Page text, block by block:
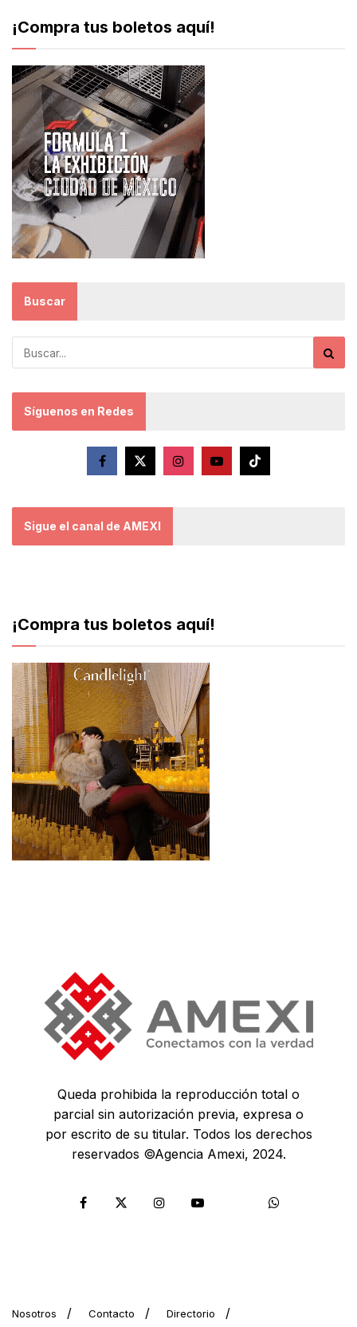
¡Compra tus boletos aquí!
Buscar
Síguenos en Redes
Sigue el canal de AMEXI
¡Compra tus boletos aquí!
Queda prohibida la reproducción total o
parcial sin autorización previa, expresa o
por escrito de su titular. Todos los derechos
reservados ©Agencia Amexi, 2024.
Nosotros Contacto Directorio